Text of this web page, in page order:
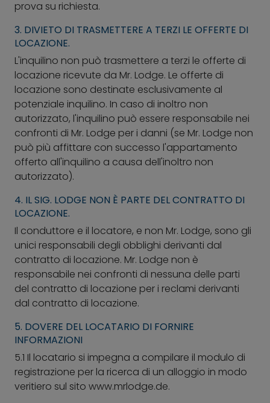
prova su richiesta.
3. DIVIETO DI TRASMETTERE A TERZI LE OFFERTE DI
LOCAZIONE.
L'inquilino non può trasmettere a terzi le offerte di
locazione ricevute da Mr. Lodge. Le offerte di
locazione sono destinate esclusivamente al
potenziale inquilino. In caso di inoltro non
autorizzato, l'inquilino può essere responsabile nei
confronti di Mr. Lodge per i danni (se Mr. Lodge non
può più affittare con successo l'appartamento
offerto all'inquilino a causa dell'inoltro non
autorizzato).
4. IL SIG. LODGE NON È PARTE DEL CONTRATTO DI
LOCAZIONE.
Il conduttore e il locatore, e non Mr. Lodge, sono gli
unici responsabili degli obblighi derivanti dal
contratto di locazione. Mr. Lodge non è
responsabile nei confronti di nessuna delle parti
del contratto di locazione per i reclami derivanti
dal contratto di locazione.
5. DOVERE DEL LOCATARIO DI FORNIRE
INFORMAZIONI
5.1 Il locatario si impegna a compilare il modulo di
registrazione per la ricerca di un alloggio in modo
veritiero sul sito www.mrlodge.de.